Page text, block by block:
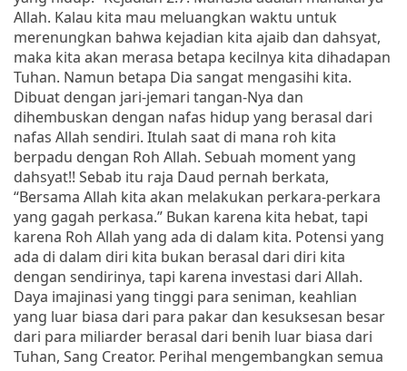
Allah. Kalau kita mau meluangkan waktu untuk
merenungkan bahwa kejadian kita ajaib dan dahsyat,
maka kita akan merasa betapa kecilnya kita dihadapan
Tuhan. Namun betapa Dia sangat mengasihi kita.
Dibuat dengan jari-jemari tangan-Nya dan
dihembuskan dengan nafas hidup yang berasal dari
nafas Allah sendiri. Itulah saat di mana roh kita
berpadu dengan Roh Allah. Sebuah moment yang
dahsyat!! Sebab itu raja Daud pernah berkata,
“Bersama Allah kita akan melakukan perkara-perkara
yang gagah perkasa.” Bukan karena kita hebat, tapi
karena Roh Allah yang ada di dalam kita. Potensi yang
ada di dalam diri kita bukan berasal dari diri kita
dengan sendirinya, tapi karena investasi dari Allah.
Daya imajinasi yang tinggi para seniman, keahlian
yang luar biasa dari para pakar dan kesuksesan besar
dari para miliarder berasal dari benih luar biasa dari
Tuhan, Sang Creator. Perihal mengembangkan semua